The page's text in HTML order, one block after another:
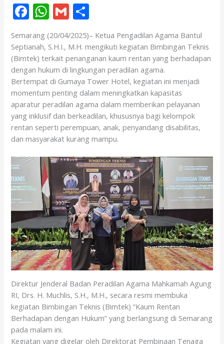
F
e
b
o
o
k
W
h
at
s
A
p
p
G
m
ai
l
h
ar
e
Semarang (20/04/2025)– Ketua Pengadilan Agama Bantul
Septianah, S.H.I., M.H. mengikuti kegiatan Bimbingan Teknis
(Bimtek) terkait penanganan kaum rentan yang berhadapan
dengan hukum di lingkungan peradilan agama.
Bertempat di Gumaya Tower Hotel, kegiatan ini menjadi
momentum penting dalam meningkatkan kapasitas
aparatur peradilan agama dalam memberikan pelayanan
yang inklusif dan berkeadilan, khususnya bagi kelompok
rentan seperti perempuan, anak, penyandang disabilitas,
dan masyarakat kurang mampu.
Direktur Jenderal Badan Peradilan Agama Mahkamah Agung
RI, Drs. H. Muchlis, S.H., M.H., secara resmi membuka
kegiatan Bimbingan Teknis (Bimtek) “Kaum Rentan
Berhadapan dengan Hukum” yang berlangsung di Semarang
pada malam ini.
Kegiatan yang digelar oleh Direktorat Pembinaan Tenaga